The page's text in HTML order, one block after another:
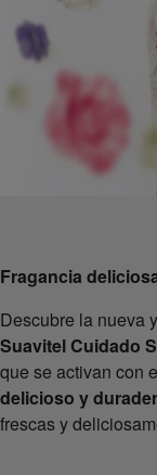
Fragancia
Descubre la nueva
Suavitel Cuidado
que se activan con
delicioso y
frescas y